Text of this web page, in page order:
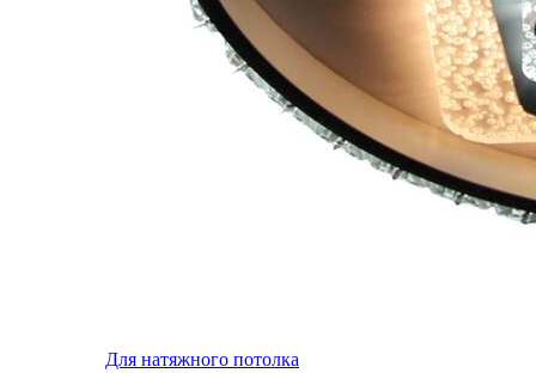
Для натяжного потолка